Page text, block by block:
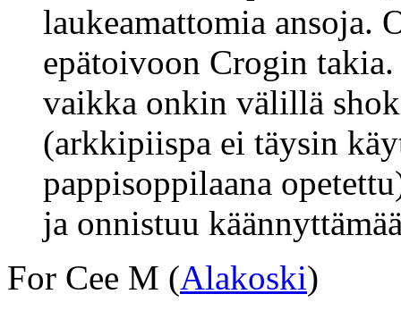
laukeamattomia ansoja.
epätoivoon Crogin
vaikka onkin välillä
(arkkipiispa ei täysin
pappisoppilaana
ja onnistuu
For Cee M (Alakoski)